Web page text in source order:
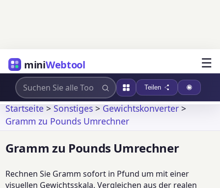
miniWebtool ☰
Teilen
Startseite>Sonstiges>Gewichtskonverter>
Gramm zu Pounds Umrechner
Gramm zu Pounds Umrechner
Rechnen Sie Gramm sofort in Pfund um mit einer
visuellen Gewichtsskala, Vergleichen aus der realen